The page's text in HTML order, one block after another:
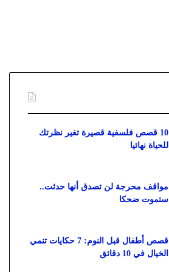
10 قصص فلسفية قصيرة تغير نظرتك
للحياة نهائيا
مواقف محرجة لن تصدق أنها حدثت..
ستموت ضحكا
قصص أطفال قبل النوم: 7 حكايات تنمي
الخيال في 10 دقائق